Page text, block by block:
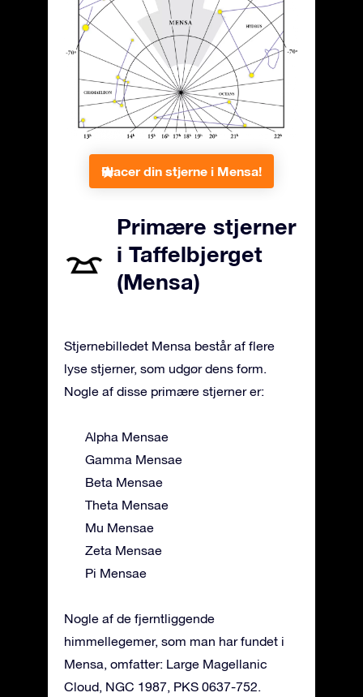
Placer din stjerne i Mensa!
Primære stjerner
i Taffelbjerget
(Mensa)
Stjernebilledet Mensa består af flere
lyse stjerner, som udgør dens form.
Nogle af disse primære stjerner er:
Alpha Mensae
Gamma Mensae
Beta Mensae
Theta Mensae
Mu Mensae
Zeta Mensae
Pi Mensae
Nogle af de fjerntliggende
himmellegemer, som man har fundet i
Mensa, omfatter: Large Magellanic
Cloud, NGC 1987, PKS 0637-752.